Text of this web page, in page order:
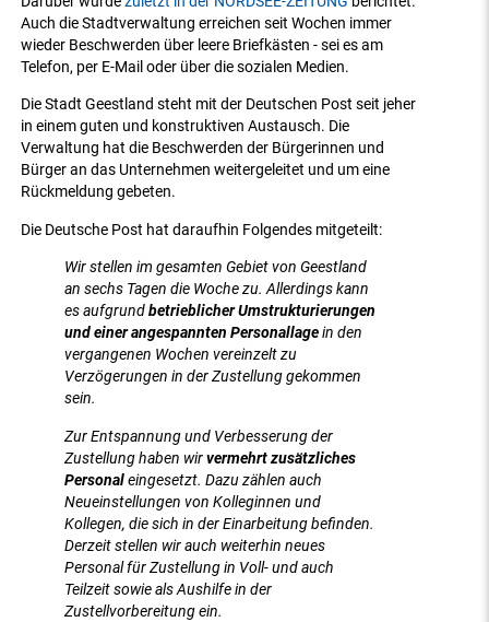
Auch die Stadtverwaltung erreichen seit Wochen immer
wieder Beschwerden über leere Briefkästen - sei es am
Telefon, per E-Mail oder über die sozialen Medien.
Die Stadt Geestland steht mit der Deutschen Post seit jeher
in einem guten und konstruktiven Austausch. Die
Verwaltung hat die Beschwerden der Bürgerinnen und
Bürger an das Unternehmen weitergeleitet und um eine
Rückmeldung gebeten.
Die Deutsche Post hat daraufhin Folgendes mitgeteilt:
Wir stellen im gesamten Gebiet von Geestland
an sechs Tagen die Woche zu. Allerdings kann
es aufgrundbetrieblicher Umstrukturierungen
und einer angespannten Personallagein den
vergangenen Wochen vereinzelt zu
Verzögerungen in der Zustellung gekommen
sein.
Zur Entspannung und Verbesserung der
Zustellung haben wirvermehrt zusätzliches
Personaleingesetzt. Dazu zählen auch
Neueinstellungen von Kolleginnen und
Kollegen, die sich in der Einarbeitung befinden.
Derzeit stellen wir auch weiterhin neues
Personal für Zustellung in Voll- und auch
Teilzeit sowie als Aushilfe in der
Zustellvorbereitung ein.